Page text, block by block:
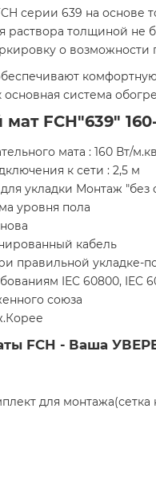
серии 639 на основе
толщиной не
о возможности
основная система
мат FCH"639"
мата : 160 Вт/
к сети : 2,5 м
укладки Монтаж "без
уровня пола
кабель
правильной укладке-
IEC 60800, IEC
союза
FCH - Ваша
для монтажа(сетка